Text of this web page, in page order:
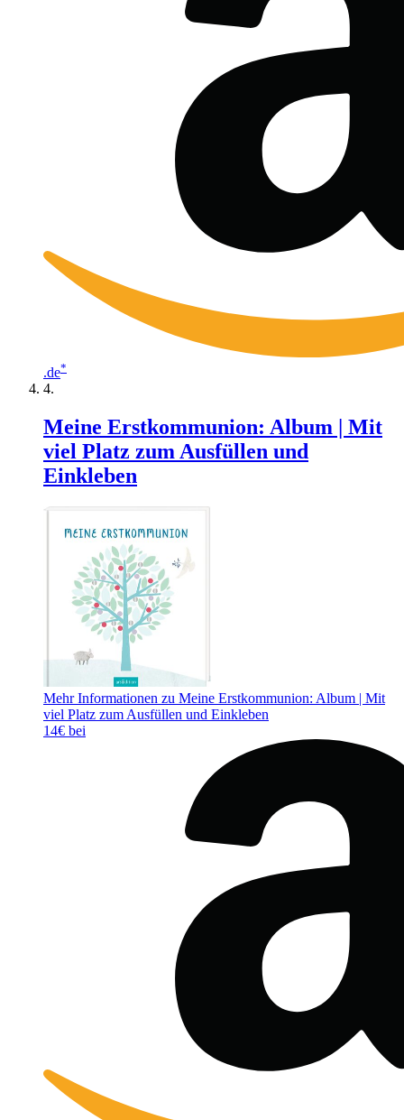
.de*
Meine Erstkommunion: Album | Mit
viel Platz zum Ausfüllen und
Einkleben
Mehr Informationen zu Meine Erstkommunion: Album | Mit
viel Platz zum Ausfüllen und Einkleben
14€ bei